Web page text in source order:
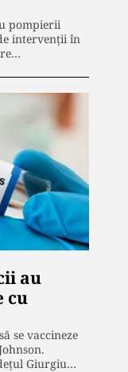
pompierii
intervenții în
au
cu
se vaccineze
Giurgiu…